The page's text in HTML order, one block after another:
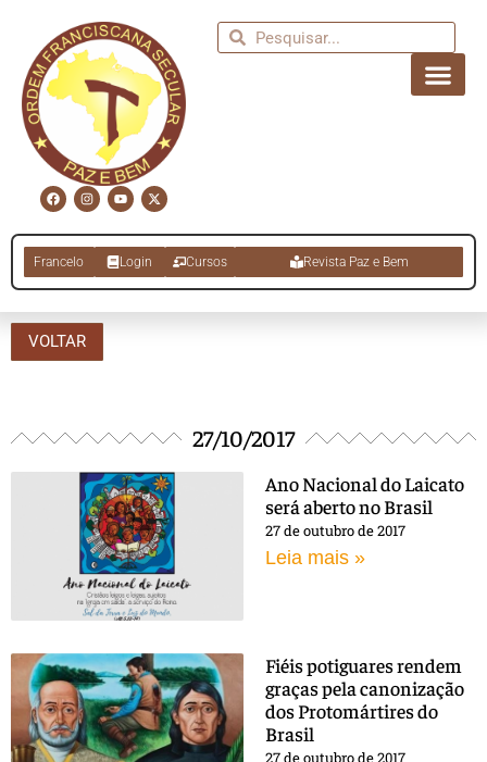
Francelo Login Cursos Revista Paz e Bem
VOLTAR
27/10/2017
Ano Nacional do Laicato
será aberto no Brasil
27 de outubro de 2017
Leia mais »
Fiéis potiguares rendem
graças pela canonização
dos Protomártires do
Brasil
27 de outubro de 2017